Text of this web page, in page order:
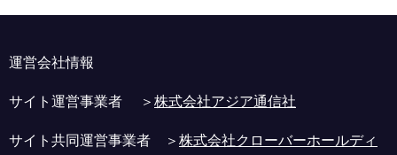
運営会社情報
サイト運営事業者 ＞株式会社アジア通信社
サイト共同運営事業者 ＞株式会社クローバーホールディ